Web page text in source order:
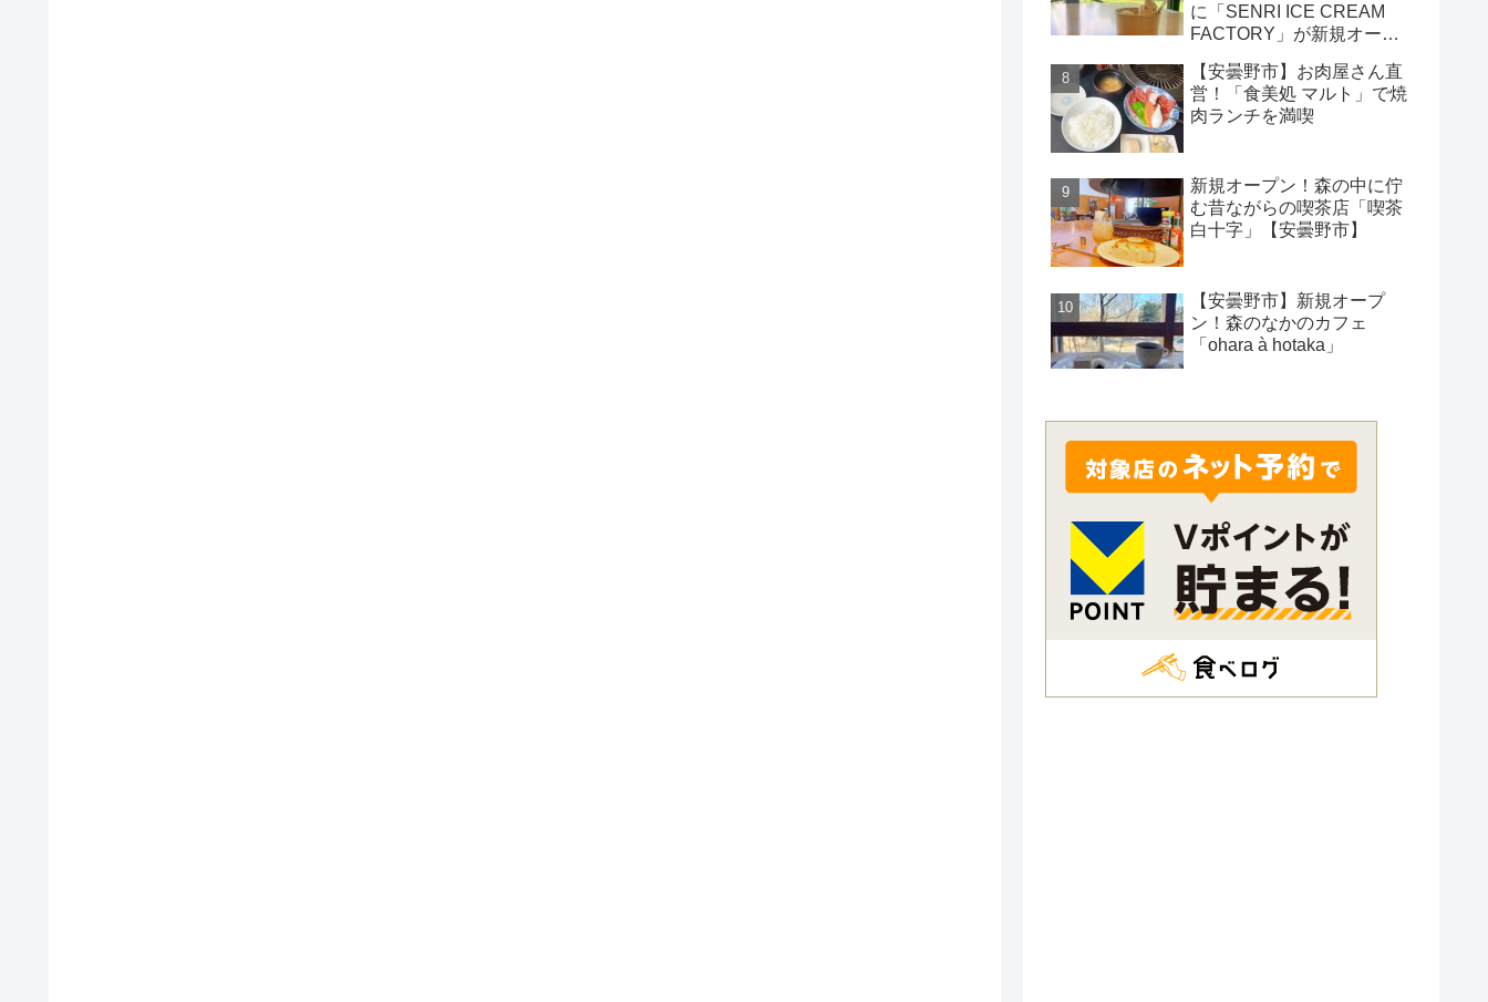
に「SENRI ICE CREAM
FACTORY」が新規オープ
【安曇野市】お肉屋さん直
営！「食美処 マルト」で焼
肉ランチを満喫
新規オープン！森の中に佇
む昔ながらの喫茶店「喫茶
白十字」【安曇野市】
【安曇野市】新規オープ
ン！森のなかのカフェ
「ohara à hotaka」